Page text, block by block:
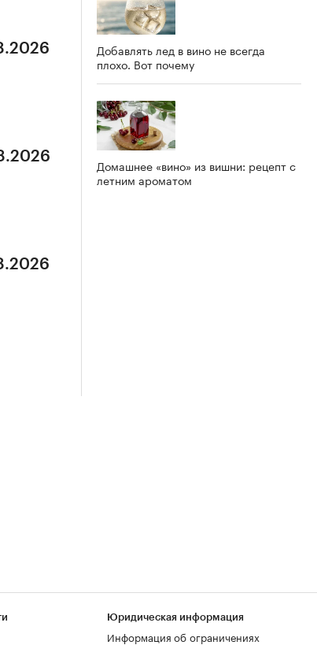
Добавлять лед в вино не всегда
плохо. Вот почему
Домашнее «вино» из вишни: рецепт с
летним ароматом
Юридическая информация
Информация об ограничениях